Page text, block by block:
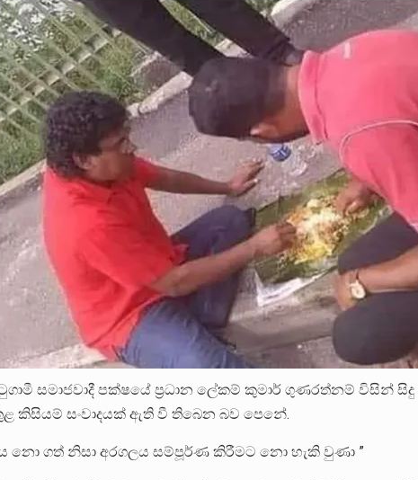
ලාල් කාන්ත ඇමතිවරයා අධිකරණ විනිශ්චයකාරවරුන්ගේ විශ්‍රාම
2011 වසරේදී දේශපාලන හා මානව හිමිකම් ක්‍රියාකාරීන් වන
ගොවියන්ගේ ප්‍රශ්න, ධීවරයන්ගේ ප්‍රශ්න, සෞඛය ප්‍රශ්න, වැටු
සමාජවාදී පක්ෂයේ ප්‍රධාන ලේකම් කුමාර් ගුණරත්නම් විසින් සිදු
කිසියම් සංවාදයක් ඇති වී තිබෙන බව පෙනේ.
නො ගත් නිසා අරගලය සම්පූර්ණ කිරීමට නො හැකි වුණා ”